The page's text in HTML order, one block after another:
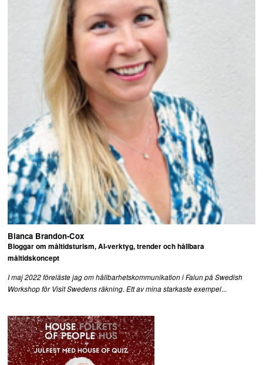
Bianca Brandon-Cox
Bloggar om måltidsturism, AI-verktyg, trender och hållbara
måltidskoncept
I maj 2022 föreläste jag om hållbarhetskommunikation i Falun på Swedish
Workshop för Visit Swedens räkning. Ett av mina starkaste exempel...